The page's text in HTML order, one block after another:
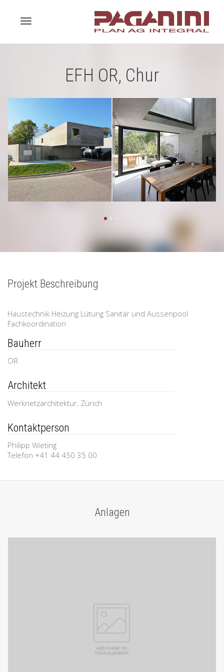
EFH OR, Chur
Projekt Beschreibung
Haustechnik Heizung Lütung Sanitär und Aussenpool
Fachkoordination
Bauherr
OR
Architekt
Werknetzarchitektur, Zürich
Kontaktperson
Philipp Wieting
Telefon +41 44 450 35 00
Anlagen